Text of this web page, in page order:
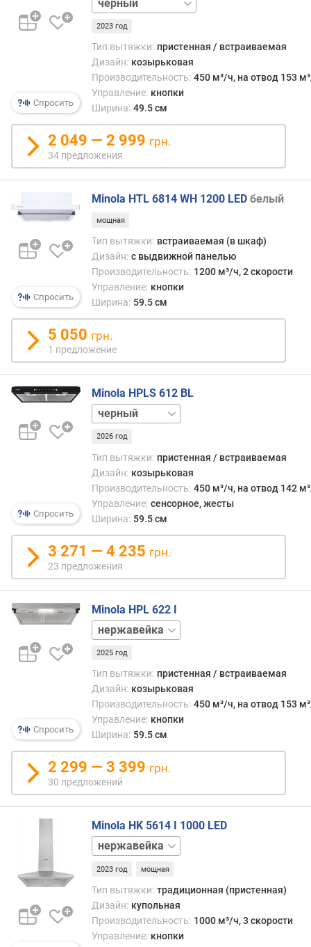
у
б
с
м
)
м
о
о
т
ь
т
)
п
р
о
и
з
в
о
л
ь
н
о
с
т
ь
(
м
о
т
м
³
/
ч
з
в
о
д
Спросить
белый
коричневый
нержавейка
слоновая
кость
2023 год
Тип вытяжки: пристенная / встраиваемая
Дизайн: козырьковая
Производительность: 450 м³/ч, на отвод 153
Управление: кнопки
Ширина: 49.5 см
2 049 — 2 999 грн.
34 предложения
Спросить
Minola HTL 6814 WH 1200 LED белый
мощная
Тип вытяжки: встраиваемая (в шкаф)
Дизайн: с выдвижной панелью
Производительность: 1200 м³/ч, 2 скорости
Управление: кнопки
Ширина: 59.5 см
5 050 грн.
1 предложение
Спросить
Minola HPLS 612 BL
нержавейка
2026 год
Тип вытяжки: пристенная / встраиваемая
Дизайн: козырьковая
Производительность: 450 м³/ч, на отвод 142
Управление: сенсорное, жесты
Ширина: 59.5 см
3 271 — 4 235 грн.
23 предложения
Спросить
Minola HPL 622 I
бежевый
белый
коричневый
черный
2025 год
Тип вытяжки: пристенная / встраиваемая
Дизайн: козырьковая
Производительность: 450 м³/ч, на отвод 153
Управление: кнопки
Ширина: 59.5 см
2 299 — 3 399 грн.
30 предложений
Minola HK 5614 I 1000 LED
белый
черный
2023 год мощная
Тип вытяжки: традиционная (пристенная)
Дизайн: купольная
Производительность: 1000 м³/ч, 3 скорости
Управление: кнопки